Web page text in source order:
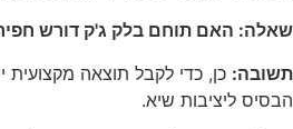
שאלה: האם תוחם בלק ג'ק דורש
תשובה: כן, כדי לקבל תוצאה מקצועית
הבסיס ליציבות שיא.